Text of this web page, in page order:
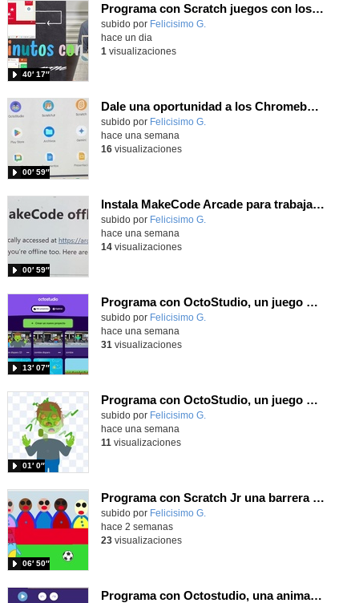
Programa con Scratch juegos con los partidos del mundial 2026 ganados por España
Contenido educativo.
subido por Felicisimo G.
40′ 17″
hace un dia
1 visualizaciones
Dale una oportunidad a los Chromebooks y utiliza un proyector para realizar talleres si no tienes pantallas táctiles
Contenido educativo.
subido por Felicisimo G.
00′ 59″
hace una semana
16visualizaciones
Instala MakeCode Arcade para trabajar offline en tu tablet, ordenador, Chromebook
Contenido educativo.
subido por Felicisimo G.
00′ 59″
hace una semana
14visualizaciones
Programa con OctoStudio, un juego de disparos contra Zombies con un cargador basado en el House of the dead
Contenido educativo.
subido por Felicisimo G.
13′ 07″
hace una semana
31 visualizaciones
Programa con OctoStudio, un juego homenajeando al House of the dead con Zombies
Contenido educativo.
subido por Felicisimo G.
01′ 0″
hace una semana
11 visualizaciones
Programa con Scratch Jr una barrera que se desplaza para dar sensación de movimiento
Contenido educativo.
subido por Felicisimo G.
06′ 50″
hace 2 semanas
23visualizaciones
Programa con Octostudio, una animación utilizando la cámara para una foto y audio y texto para comunicar.